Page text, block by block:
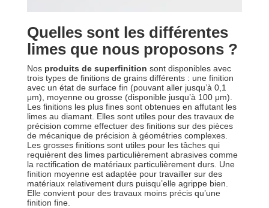
Quelles sont les différentes
limes que nous proposons ?
Nos produits de superfinition sont disponibles avec
trois types de finitions de grains différents : une finition
avec un état de surface fin (pouvant aller jusqu’à 0,1
μm), moyenne ou grosse (disponible jusqu’à 100 μm).
Les finitions les plus fines sont obtenues en affutant les
limes au diamant. Elles sont utiles pour des travaux de
précision comme effectuer des finitions sur des pièces
de mécanique de précision à géométries complexes.
Les grosses finitions sont utiles pour les tâches qui
requièrent des limes particulièrement abrasives comme
la rectification de matériaux particulièrement durs. Une
finition moyenne est adaptée pour travailler sur des
matériaux relativement durs puisqu’elle agrippe bien.
Elle convient pour des travaux moins précis qu’une
finition fine.